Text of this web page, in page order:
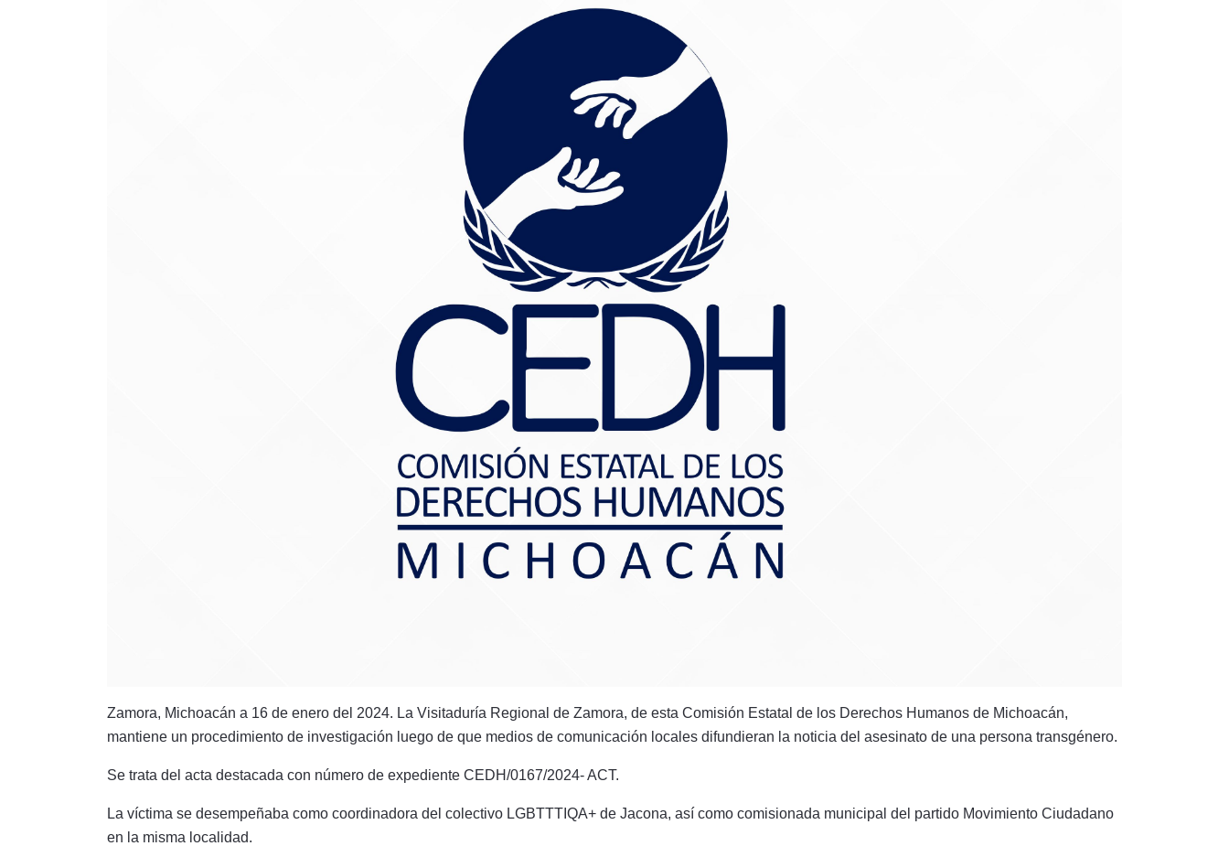
Zamora, Michoacán a 16 de enero del 2024. La Visitaduría Regional de Zamora, de esta Comisión Estatal de los Derechos Humanos de Michoacán,
mantiene un procedimiento de investigación luego de que medios de comunicación locales difundieran la noticia del asesinato de una persona transgénero.
Se trata del acta destacada con número de expediente CEDH/0167/2024- ACT.
La víctima se desempeñaba como coordinadora del colectivo LGBTTTIQA+ de Jacona, así como comisionada municipal del partido Movimiento Ciudadano
en la misma localidad.